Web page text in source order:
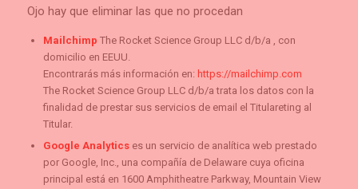
Ojo hay que eliminar las que no procedan
Mailchimp The Rocket Science Group LLC d/b/a , con
domicilio en EEUU.
Encontrarás más información en: https://mailchimp.com
The Rocket Science Group LLC d/b/a trata los datos con la
finalidad de prestar sus servicios de email el Titulareting al
Titular.
Google Analyticses un servicio de analítica web prestado
por Google, Inc., una compañía de Delaware cuya oficina
principal está en 1600 Amphitheatre Parkway, Mountain View